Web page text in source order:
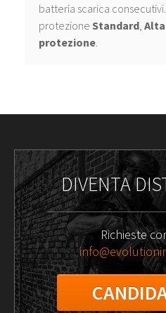
batteria scarica
protezione Standard Alta
protezione
DIVENTA
Richieste